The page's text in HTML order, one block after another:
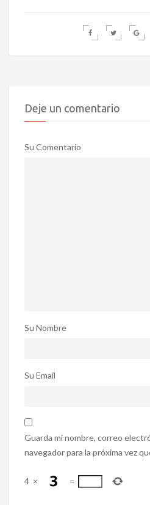
Deje un comentario
Su Comentario
Su Nombre
Su Email
Guarda mi nombre, correo
navegador para la próxima vez
4 × =